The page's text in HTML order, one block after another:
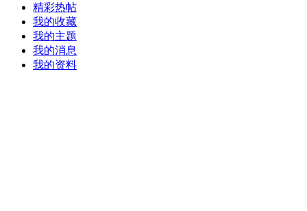
精彩热帖
我的收藏
我的主题
我的消息
我的资料